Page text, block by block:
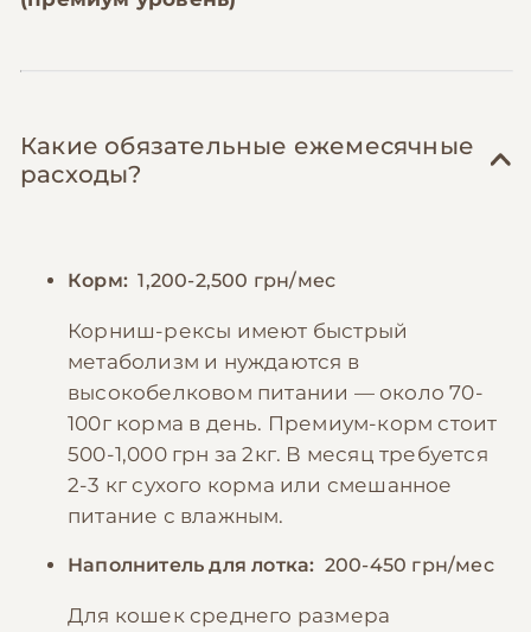
Какие обязательные ежемесячные
расходы?
Корм: 1,200-2,500 грн/мес
Корниш-рексы имеют быстрый
метаболизм и нуждаются в
высокобелковом питании — около 70-
100г корма в день. Премиум-корм стоит
500-1,000 грн за 2кг. В месяц требуется
2-3 кг сухого корма или смешанное
питание с влажным.
Наполнитель для лотка: 200-450 грн/мес
Для кошек среднего размера